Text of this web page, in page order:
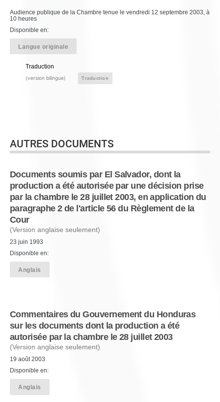
Audience publique de la Chambre tenue le vendredi 12 septembre 2003, à
10 heures
Disponible en:
Langue originale
Traduction
(version bilingue) Traduction
AUTRES DOCUMENTS
Documents soumis par El Salvador, dont la
production a été autorisée par une décision prise
par la chambre le 28 juillet 2003, en application du
paragraphe 2 de l'article 56 du Règlement de la
Cour
(Version anglaise seulement)
23 juin 1993
Disponible en:
Anglais
Commentaires du Gouvernement du Honduras
sur les documents dont la production a été
autorisée par la chambre le 28 juillet 2003
(Version anglaise seulement)
19 août 2003
Disponible en:
Anglais